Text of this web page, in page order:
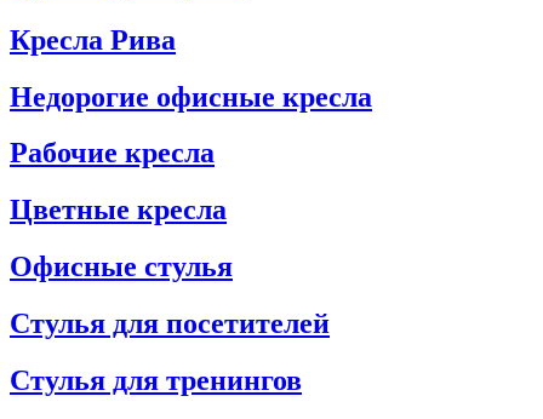
Кресла Рива
Недорогие офисные кресла
Рабочие кресла
Цветные кресла
Офисные стулья
Стулья для посетителей
Стулья для тренингов